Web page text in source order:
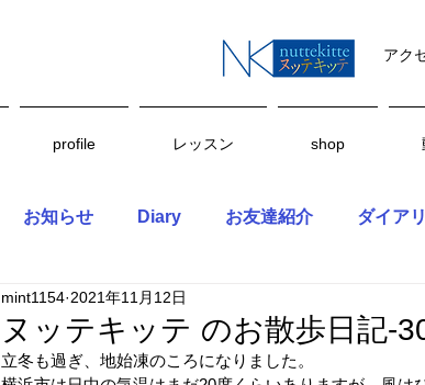
アク
profile レッスン shop
お知らせ Diary お友達紹介 ダイア
ヌッテキッテ のお散歩日記-
mint1154 2021年11月12日
立冬も過ぎ、地始凍のころになりました。